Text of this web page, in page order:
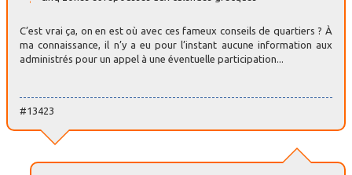
C’est vrai ça, on en est où avec ces fameux conseils de quartiers ? À
ma connaissance, il n’y a eu pour l’instant aucune information aux
administrés pour un appel à une éventuelle participation...
#13423